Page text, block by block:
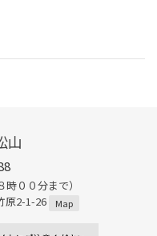
山
００分まで）
原2-1-26
Map